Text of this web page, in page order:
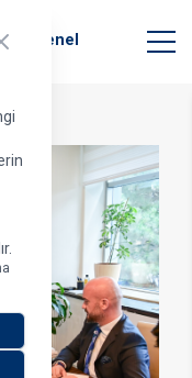
Close panel
Genel